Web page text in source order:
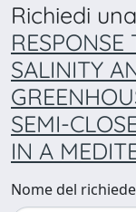
Richiedi
SALINITY
SEMI-
IN A
Nome del